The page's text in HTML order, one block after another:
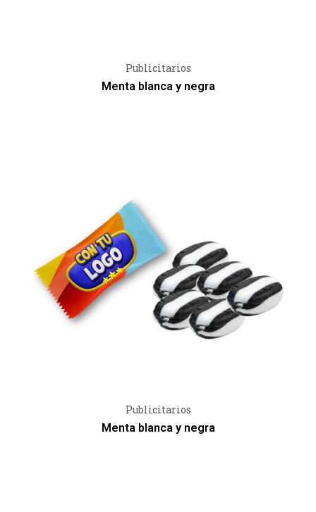
Vista Rápida
Publicitarios
Menta blanca y negra
Vista Rápida
Publicitarios
Menta blanca y negra